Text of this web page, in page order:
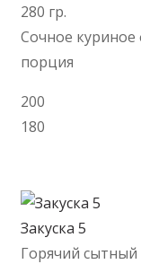
280 гр.
Сочное
порция
200
180
Закуска 5
Горячий